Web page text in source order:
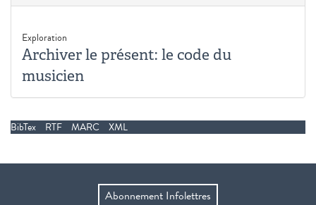
Exploration
Archiver le présent: le code du
musicien
BibTex RTF MARC XML
Abonnement Infolettres